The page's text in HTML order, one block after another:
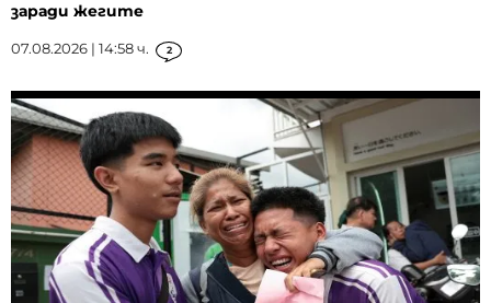
заради жегите
07.08.2026 | 14:58 ч. 2